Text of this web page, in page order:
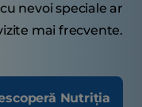
nevoi speciale ar
mai frecvente.
Nutriția